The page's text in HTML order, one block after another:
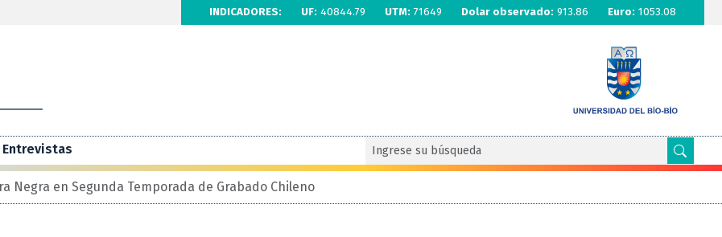
INDICADORES: UF: 40844.79 UTM: 71649 Dolar observado: 913.86 Euro: 1053.08
Entrevistas
Negra en Segunda Temporada de Grabado Chileno